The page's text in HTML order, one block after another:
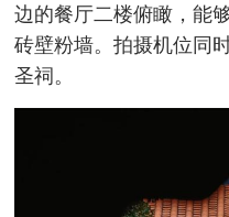
边的餐厅二楼俯瞰，能
砖壁粉墙。拍摄机位同
圣祠。